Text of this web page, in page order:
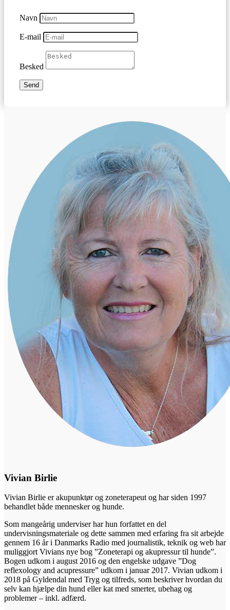
Navn
E-mail
Besked
Send
Vivian Birlie
Vivian Birlie er akupunktør og zoneterapeut og har siden 1997
behandlet både mennesker og hunde.
Som mangeårig underviser har hun forfattet en del
undervisningsmateriale og dette sammen med erfaring fra sit arbejde
gennem 16 år i Danmarks Radio med journalistik, teknik og web har
muliggjort Vivians nye bog ”Zoneterapi og akupressur til hunde”.
Bogen udkom i august 2016 og den engelske udgave ”Dog
reflexology and acupressure” udkom i januar 2017. Vivian udkom i
2018 på Gyldendal med Tryg og tilfreds, som beskriver hvordan du
selv kan hjælpe din hund eller kat med smerter, ubehag og
problemer – inkl. adfærd.